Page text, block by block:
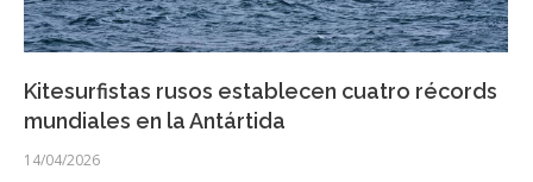
Kitesurfistas rusos establecen cuatro récords
mundiales en la Antártida
14/04/2026